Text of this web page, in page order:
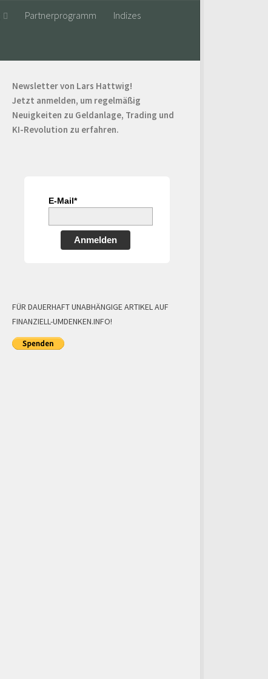
Partnerprogramm Indizes
Newsletter von Lars Hattwig!
Jetzt anmelden, um regelmäßig
Neuigkeiten zu Geldanlage, Trading und
KI-Revolution zu erfahren.
E-Mail*
Anmelden
FÜR DAUERHAFT UNABHÄNGIGE ARTIKEL AUF
FINANZIELL-UMDENKEN.INFO!